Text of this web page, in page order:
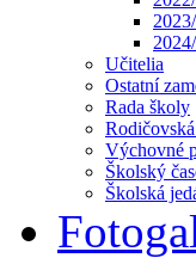
Učitelia
Ostatní
Rada školy
Výchovné
Školský
Školská